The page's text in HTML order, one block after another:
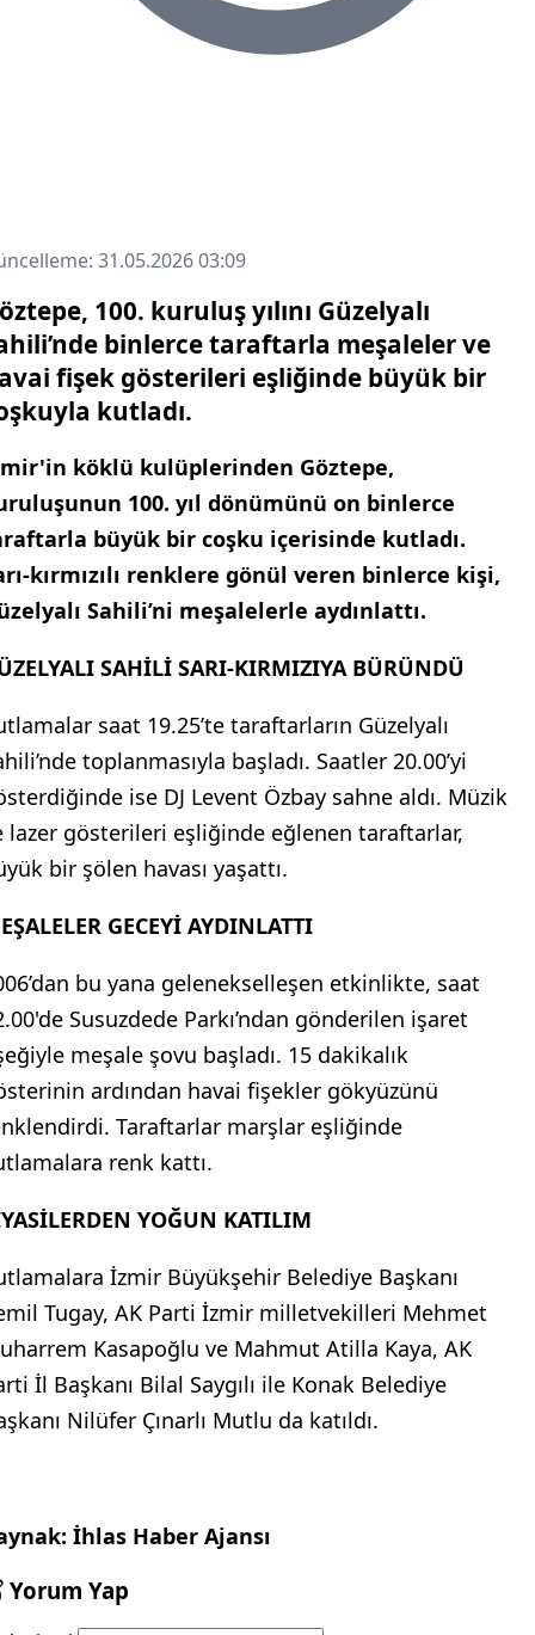
31.05.2026 03:09
100. kuruluş yılını Güzelyalı
binlerce taraftarla meşaleler ve
fişek gösterileri eşliğinde büyük bir
kutladı.
köklü kulüplerinden Göztepe,
100. yıl dönümünü on binlerce
büyük bir coşku içerisinde kutladı.
kırmızılı renklere gönül veren binlerce kişi,
Sahili’ni meşalelerle aydınlattı.
SAHİLİ SARI-KIRMIZIYA BÜRÜNDÜ
saat 19.25’te taraftarların Güzelyalı
toplanmasıyla başladı. Saatler 20.00’yi
ise DJ Levent Özbay sahne aldı. Müzik
lazer gösterileri eşliğinde eğlenen taraftarlar,
bir şölen havası yaşattı.
GECEYİ AYDINLATTI
bu yana gelenekselleşen etkinlikte, saat
Susuzdede Parkı’ndan gönderilen işaret
meşale şovu başladı. 15 dakikalık
ardından havai fişekler gökyüzünü
Taraftarlar marşlar eşliğinde
renk kattı.
YOĞUN KATILIM
İzmir Büyükşehir Belediye Başkanı
Tugay, AK Parti İzmir milletvekilleri Mehmet
Kasapoğlu ve Mahmut Atilla Kaya, AK
İl Başkanı Bilal Saygılı ile Konak Belediye
Nilüfer Çınarlı Mutlu da katıldı.
İhlas Haber Ajansı
Yorum Yap